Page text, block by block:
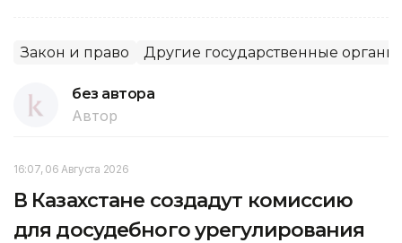
Закон и право Другие государственные органы
без автора
Автор
16:07, 06 Августа 2026
В Казахстане создадут комиссию
для досудебного урегулирования